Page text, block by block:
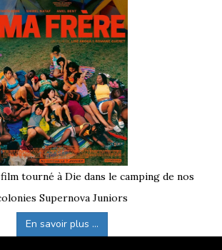
tourné à Die dans le camping de nos
Supernova Juniors
En savoir plus ...